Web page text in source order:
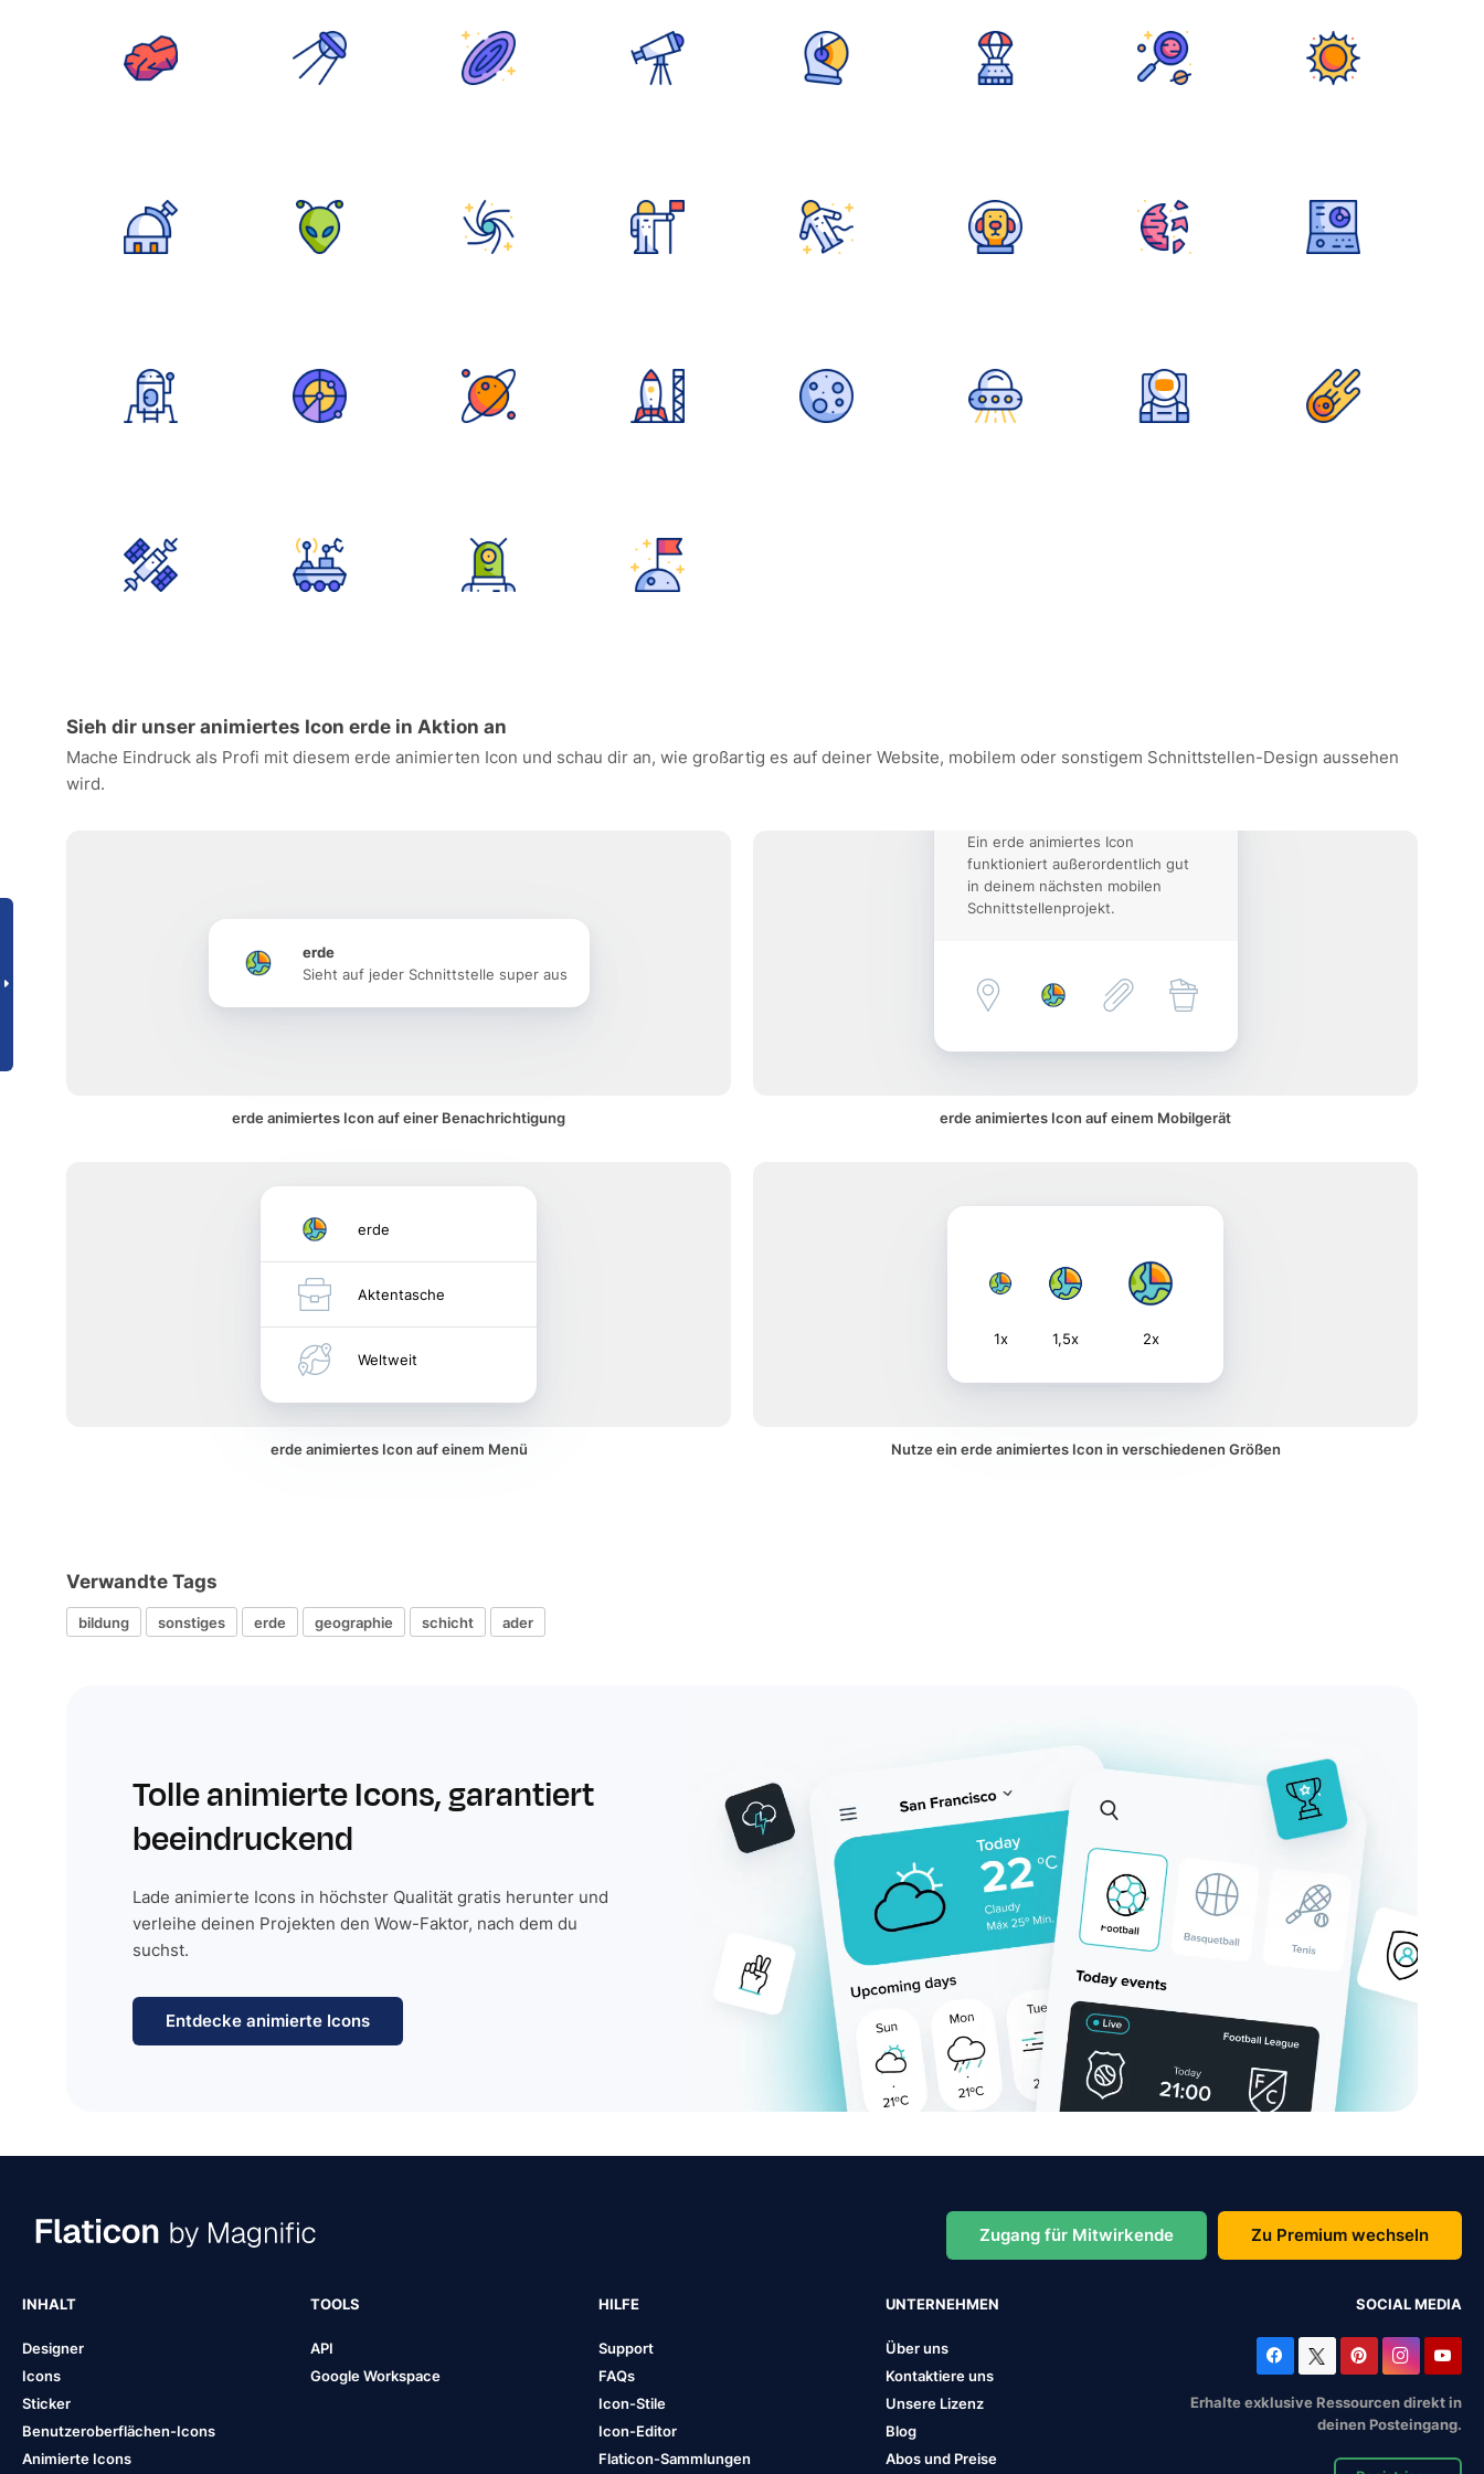
Sieh dir unser animiertes Icon erde in Aktion an
Mache Eindruck als Profi mit diesem erde animierten Icon und schau dir an, wie großartig es auf deiner Website, mobilem oder sonstigem Schnittstellen-Design aussehen
wird.
erde
Sieht auf jeder Schnittstelle super aus
erde animiertes Icon auf einer Benachrichtigung
Ein erde animiertes Icon
funktioniert außerordentlich gut
in deinem nächsten mobilen
Schnittstellenprojekt.
erde animiertes Icon auf einem Mobilgerät
erde
Aktentasche
Weltweit
erde animiertes Icon auf einem Menü
1x 1,5x 2x
Nutze ein erde animiertes Icon in verschiedenen Größen
Verwandte Tags
bildung sonstiges erde geographie schicht ader
Tolle animierte Icons, garantiert
beeindruckend
Lade animierte Icons in höchster Qualität gratis herunter und
verleihe deinen Projekten den Wow-Faktor, nach dem du
suchst.
Entdecke animierte Icons
Zugang für Mitwirkende Zu Premium wechseln
INHALT
Designer
Icons
Sticker
Benutzeroberflächen-Icons
Animierte Icons
TOOLS
API
Google Workspace
HILFE
Support
FAQs
Icon-Stile
Icon-Editor
Flaticon-Sammlungen
UNTERNEHMEN
Über uns
Kontaktiere uns
Unsere Lizenz
Blog
Abos und Preise
SOCIAL MEDIA
Erhalte exklusive Ressourcen direkt in
deinen Posteingang.